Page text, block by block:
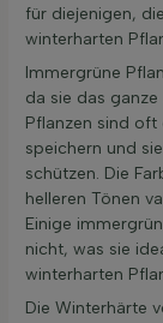
für diejenigen,
winterharten
Immergrüne
da sie das
Pflanzen sind oft
speichern und
schützen. Die
helleren Tönen
Einige
nicht, was sie
winterharten
Die Winterhärte